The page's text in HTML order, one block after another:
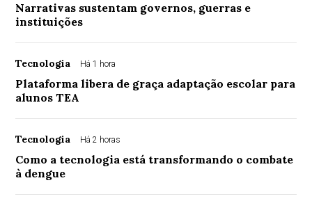
Narrativas sustentam governos, guerras e
instituições
Tecnologia Há 1 hora
Plataforma libera de graça adaptação escolar para
alunos TEA
Tecnologia Há 2 horas
Como a tecnologia está transformando o combate
à dengue